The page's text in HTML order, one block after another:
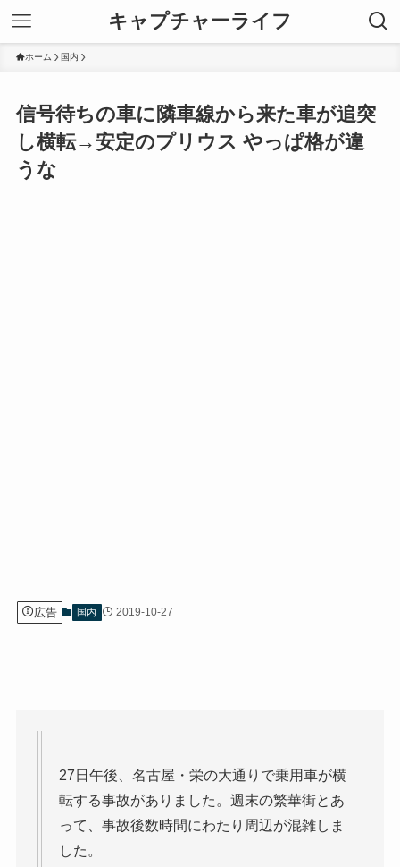
キャプチャーライフ
ホーム 国内
信号待ちの車に隣車線から来た車が追突
し横転→安定のプリウス やっぱ格が違
うな
広告 国内 2019-10-27
27日午後、名古屋・栄の大通りで乗用車が横
転する事故がありました。週末の繁華街とあ
って、事故後数時間にわたり周辺が混雑しま
した。